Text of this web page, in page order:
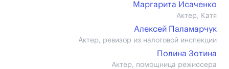
Маргарита Исаченко
Актер, Катя
Алексей Паламарчук
Актер, ревизор из налоговой инспекции
Полина Зотина
Актер, помощница режиссера